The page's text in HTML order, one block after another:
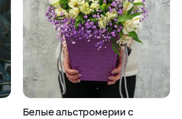
Белые альстромерии с